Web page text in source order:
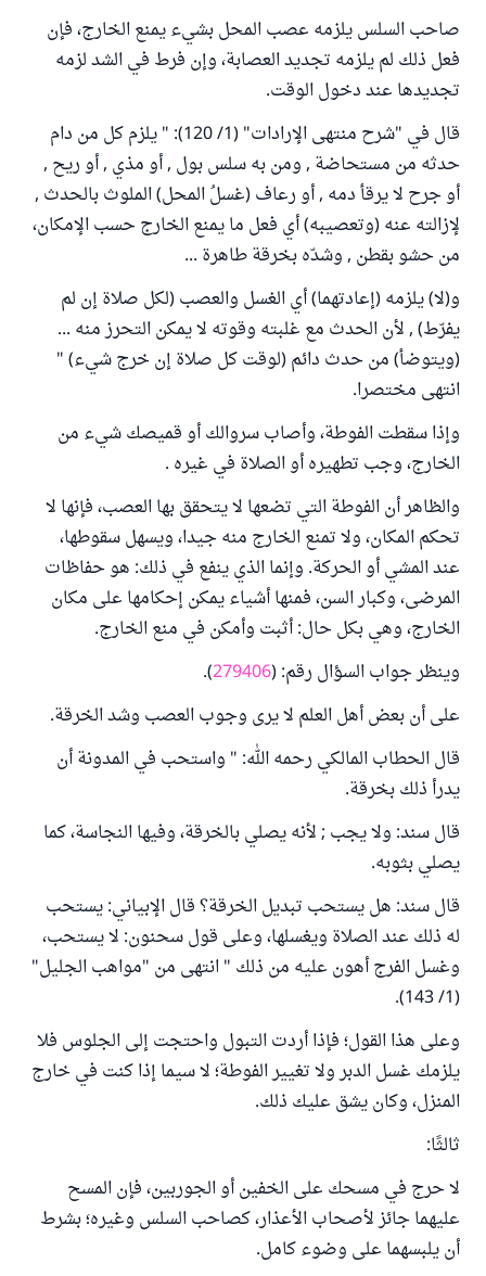
صاحب السلس يلزمه عصب المحل بشيء يمنع الخارج، فإن
فعل ذلك لم يلزمه تجديد العصابة، وإن فرط في الشد لزمه
تجديدها عند دخول الوقت.
قال في "شرح منتهى الإرادات" (1/ 120): " يلزم كل من دام
حدثه من مستحاضة , ومن به سلس بول , أو مذي , أو ريح ,
أو جرح لا يرقأ دمه , أو رعاف (غسلُ المحل) الملوث بالحدث ,
لإزالته عنه (وتعصيبه) أي فعل ما يمنع الخارج حسب الإمكان،
من حشو بقطن , وشدّه بخرقة طاهرة ...
و(لا) يلزمه (إعادتهما) أي الغسل والعصب (لكل صلاة إن لم
يفرّط) , لأن الحدث مع غلبته وقوته لا يمكن التحرز منه ...
(ويتوضأ) من حدث دائم (لوقت كل صلاة إن خرج شيء) "
انتهى مختصرا.
وإذا سقطت الفوطة، وأصاب سروالك أو قميصك شيء من
الخارج، وجب تطهيره أو الصلاة في غيره .
والظاهر أن الفوطة التي تضعها لا يتحقق بها العصب، فإنها لا
تحكم المكان، ولا تمنع الخارج منه جيدا، ويسهل سقوطها،
عند المشي أو الحركة. وإنما الذي ينفع في ذلك: هو حفاظات
المرضى، وكبار السن، فمنها أشياء يمكن إحكامها على مكان
الخارج، وهي بكل حال: أثبت وأمكن في منع الخارج.
وينظر جواب السؤال رقم: (279406
).
على أن بعض أهل العلم لا يرى وجوب العصب وشد الخرقة.
قال الحطاب المالكي رحمه الله: " واستحب في المدونة أن
يدرأ ذلك بخرقة.
قال سند: ولا يجب ; لأنه يصلي بالخرقة، وفيها النجاسة، كما
يصلي بثوبه.
قال سند: هل يستحب تبديل الخرقة؟ قال الإبياني: يستحب
له ذلك عند الصلاة ويغسلها، وعلى قول سحنون: لا يستحب،
وغسل الفرج أهون عليه من ذلك " انتهى من "مواهب الجليل"
(1/ 143).
وعلى هذا القول؛ فإذا أردت التبول واحتجت إلى الجلوس فلا
يلزمك غسل الدبر ولا تغيير الفوطة؛ لا سيما إذا كنت في خارج
المنزل، وكان يشق عليك ذلك.
ثالثًا:
لا حرج في مسحك على الخفين أو الجوربين، فإن المسح
عليهما جائز لأصحاب الأعذار، كصاحب السلس وغيره؛ بشرط
أن يلبسهما على وضوء كامل.